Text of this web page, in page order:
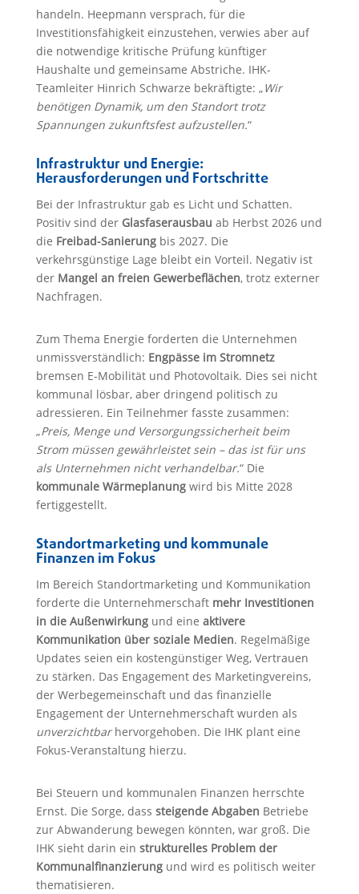
handeln. Heepmann versprach, für die
Investitionsfähigkeit einzustehen, verwies aber auf
die notwendige kritische Prüfung künftiger
Haushalte und gemeinsame Abstriche. IHK-
Teamleiter Hinrich Schwarze bekräftigte: „Wir
benötigen Dynamik, um den Standort trotz
Spannungen zukunftsfest aufzustellen.“
Infrastruktur und Energie:
Herausforderungen und Fortschritte
Bei der Infrastruktur gab es Licht und Schatten.
Positiv sind der Glasfaserausbau ab Herbst 2026 und
die Freibad-Sanierungbis 2027. Die
verkehrsgünstige Lage bleibt ein Vorteil. Negativ ist
der Mangel an freien Gewerbeflächen, trotz externer
Nachfragen.
Zum Thema Energie forderten die Unternehmen
unmissverständlich: Engpässe im Stromnetz
bremsen E-Mobilität und Photovoltaik. Dies sei nicht
kommunal lösbar, aber dringend politisch zu
adressieren. Ein Teilnehmer fasste zusammen:
„Preis, Menge und Versorgungssicherheit beim
Strom müssen gewährleistet sein – das ist für uns
als Unternehmen nicht verhandelbar.“ Die
kommunale Wärmeplanungwird bis Mitte 2028
fertiggestellt.
Standortmarketing und kommunale
Finanzen im Fokus
Im Bereich Standortmarketing und Kommunikation
forderte die Unternehmerschaft mehr Investitionen
in die Außenwirkungund eine aktivere
Kommunikation über soziale Medien. Regelmäßige
Updates seien ein kostengünstiger Weg, Vertrauen
zu stärken. Das Engagement des Marketingvereins,
der Werbegemeinschaft und das finanzielle
Engagement der Unternehmerschaft wurden als
unverzichtbarhervorgehoben. Die IHK plant eine
Fokus-Veranstaltung hierzu.
Bei Steuern und kommunalen Finanzen herrschte
Ernst. Die Sorge, dass steigende Abgaben Betriebe
zur Abwanderung bewegen könnten, war groß. Die
IHK sieht darin ein strukturelles Problem der
Kommunalfinanzierungund wird es politisch weiter
thematisieren.